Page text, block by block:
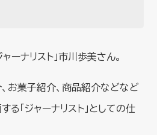
ーナリスト」市川歩美さん。
お菓子紹介、商品紹介などなど
る「ジャーナリスト」としての仕